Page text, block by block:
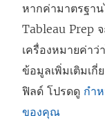
หากค่ามาตรฐา
Tableau Prep
เครื่องหมายค่า
ข้อมูลเพิ่มเติมเ
ฟิลด์ โปรดดู กำ
ของคุณ